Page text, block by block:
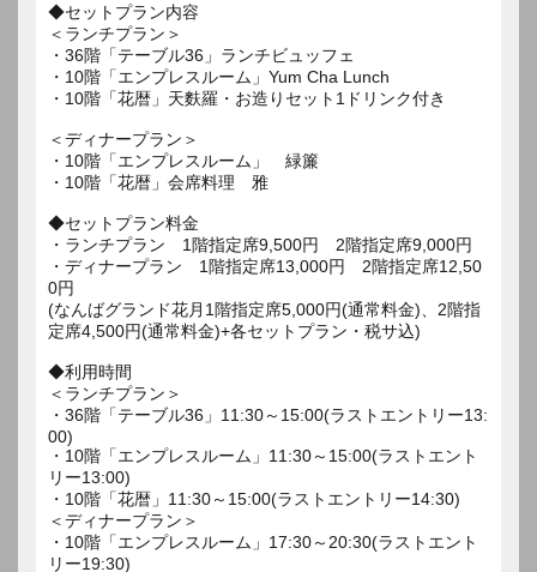
◆セットプラン内容
＜ランチプラン＞
・36階「テーブル36」ランチビュッフェ
・10階「エンプレスルーム」Yum Cha Lunch
・10階「花暦」天麩羅・お造りセット1ドリンク付き
＜ディナープラン＞
・10階「エンプレスルーム」 緑簾
・10階「花暦」会席料理 雅
◆セットプラン料金
・ランチプラン 1階指定席9,500円 2階指定席9,000円
・ディナープラン 1階指定席13,000円 2階指定席12,50
0円
(なんばグランド花月1階指定席5,000円(通常料金)、2階指
定席4,500円(通常料金)+各セットプラン・税サ込)
◆利用時間
＜ランチプラン＞
・36階「テーブル36」11:30～15:00(ラストエントリー13:
00)
・10階「エンプレスルーム」11:30～15:00(ラストエント
リー13:00)
・10階「花暦」11:30～15:00(ラストエントリー14:30)
＜ディナープラン＞
・10階「エンプレスルーム」17:30～20:30(ラストエント
リー19:30)